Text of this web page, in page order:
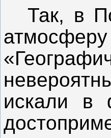
Так, в
искали в